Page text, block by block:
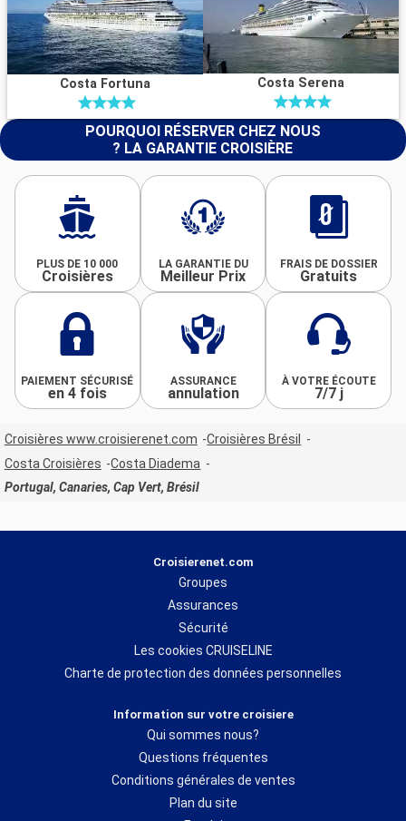
Costa Fortuna Costa Serena
POURQUOI RÉSERVER CHEZ NOUS
? LA GARANTIE CROISIÈRE
PLUS DE 10 000
Croisières
LA GARANTIE DU
Meilleur Prix
FRAIS DE DOSSIER
Gratuits
PAIEMENT SÉCURISÉ
en 4 fois
ASSURANCE
annulation
À VOTRE ÉCOUTE
7/7 j
Croisières www.croisierenet.com
Croisières Brésil
Costa Croisières
Costa Diadema
Portugal, Canaries, Cap Vert, Brésil
Croisierenet.com
Groupes
Assurances
Sécurité
Les cookies CRUISELINE
Charte de protection des données personnelles
Information sur votre croisiere
Qui sommes nous?
Questions fréquentes
Conditions générales de ventes
Plan du site